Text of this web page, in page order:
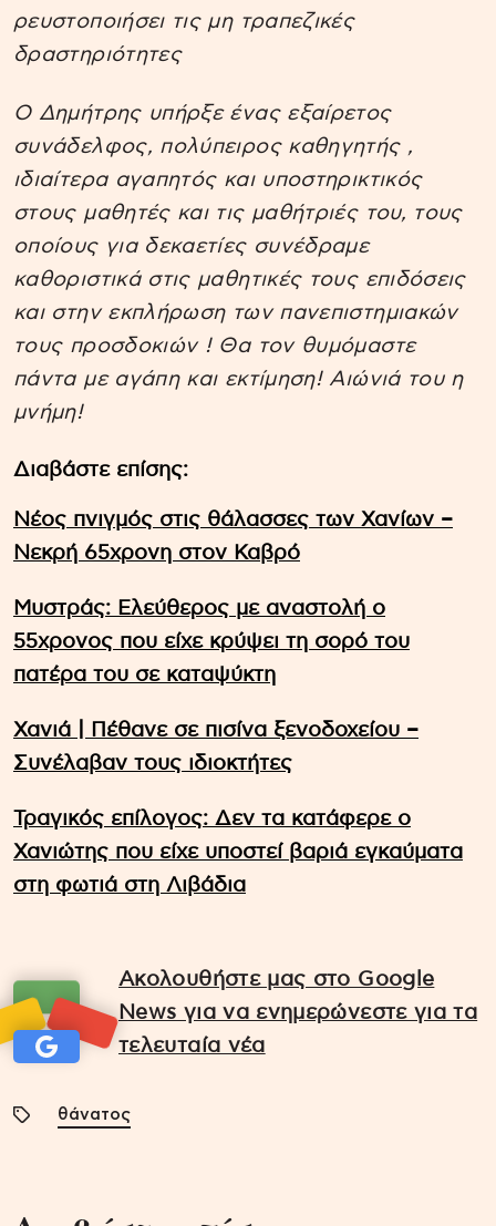
ρευστοποιήσει τις μη τραπεζικές
δραστηριότητες
Ο Δημήτρης υπήρξε ένας εξαίρετος
συνάδελφος, πολύπειρος καθηγητής ,
ιδιαίτερα αγαπητός και υποστηρικτικός
στους μαθητές και τις μαθήτριές του, τους
οποίους για δεκαετίες συνέδραμε
καθοριστικά στις μαθητικές τους επιδόσεις
και στην εκπλήρωση των πανεπιστημιακών
τους προσδοκιών ! Θα τον θυμόμαστε
πάντα με αγάπη και εκτίμηση! Αιώνιά του η
μνήμη!
Διαβάστε επίσης:
Νέος πνιγμός στις θάλασσες των Χανίων –
Νεκρή 65χρονη στον Καβρό
Μυστράς: Ελεύθερος με αναστολή ο
55χρονος που είχε κρύψει τη σορό του
πατέρα του σε καταψύκτη
Χανιά | Πέθανε σε πισίνα ξενοδοχείου –
Συνέλαβαν τους ιδιοκτήτες
Τραγικός επίλογος: Δεν τα κατάφερε ο
Χανιώτης που είχε υποστεί βαριά εγκαύματα
στη φωτιά στη Λιβάδια
Ακολουθήστε μας στο Google
News για να ενημερώνεστε για τα
τελευταία νέα
θάνατος